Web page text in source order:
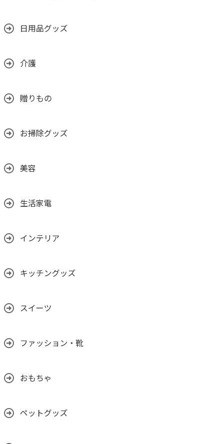
日用品グッズ
介護
贈りもの
お掃除グッズ
美容
生活家電
インテリア
キッチングッズ
スイーツ
ファッション・靴
おもちゃ
ペットグッズ